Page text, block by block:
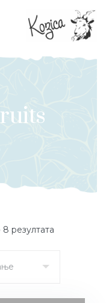
резултата